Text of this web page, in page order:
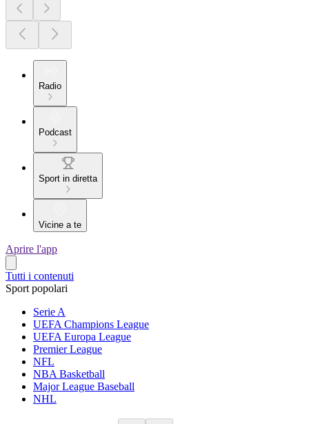
Radio
Podcast
Sport in diretta
Vicine a te
Aprire l'app
Tutti i contenuti
Sport popolari
Serie A
UEFA Champions League
UEFA Europa League
Premier League
NFL
NBA Basketball
Major League Baseball
NHL